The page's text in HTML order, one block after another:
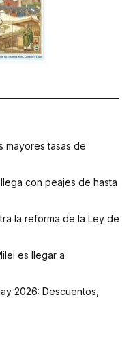
mayores tasas de
con peajes de hasta
la reforma de la Ley de
es llegar a
2026: Descuentos,